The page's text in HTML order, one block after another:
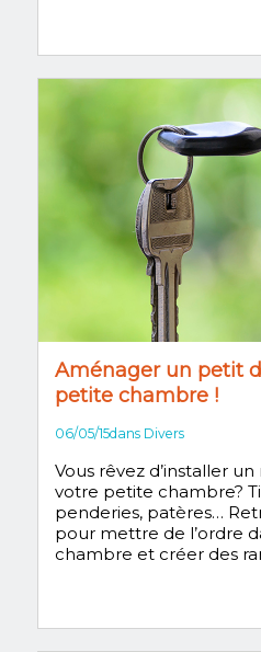
Aménager un petit
petite chambre !
06/05/15dans Divers
Vous rêvez d’installer
votre petite chambre?
penderies, patères…
pour mettre de l’ordre
chambre et créer des